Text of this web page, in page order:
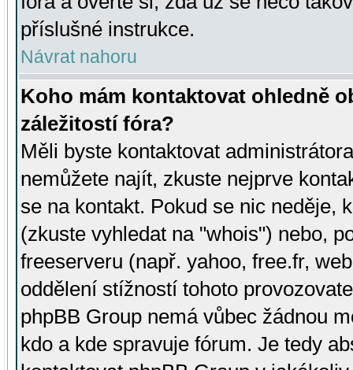
příslušné instrukce.
Návrat nahoru
Koho mám kontaktovat ohledně
záležitostí fóra?
Měli byste kontaktovat
nemůžete najít, zkuste nejprve
se na kontakt. Pokud se nic neděje,
(zkuste vyhledat na "whois") nebo,
freeserveru (např. yahoo, free.fr,
oddělení stížností tohoto
phpBB Group nemá vůbec žádnou
kdo a kde spravuje fórum. Je tedy